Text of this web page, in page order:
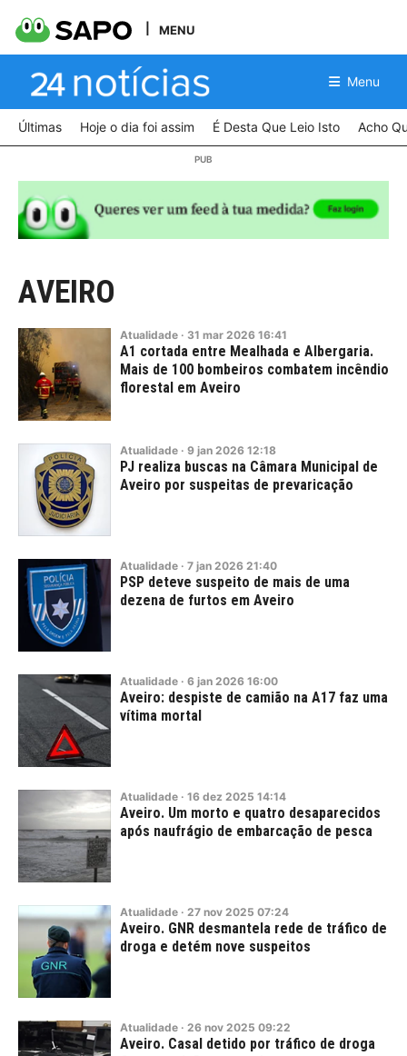
MENU
Menu
Últimas Hoje o dia foi assim É Desta Que Leio Isto Acho
AVEIRO
Atualidade · 31 mar 2026 16:41
A1 cortada entre Mealhada e Albergaria.
Mais de 100 bombeiros combatem incêndio
florestal em Aveiro
Atualidade · 9 jan 2026 12:18
PJ realiza buscas na Câmara Municipal de
Aveiro por suspeitas de prevaricação
Atualidade · 7 jan 2026 21:40
PSP deteve suspeito de mais de uma
dezena de furtos em Aveiro
Atualidade · 6 jan 2026 16:00
Aveiro: despiste de camião na A17 faz uma
vítima mortal
Atualidade · 16 dez 2025 14:14
Aveiro. Um morto e quatro desaparecidos
após naufrágio de embarcação de pesca
Atualidade · 27 nov 2025 07:24
Aveiro. GNR desmantela rede de tráfico de
droga e detém nove suspeitos
Atualidade · 26 nov 2025 09:22
Aveiro. Casal detido por tráfico de droga